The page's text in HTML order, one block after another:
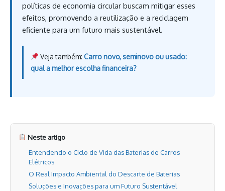
políticas de economia circular buscam mitigar esses
efeitos, promovendo a reutilização e a reciclagem
eficiente para um futuro mais sustentável.
Veja também: Carro novo, seminovo ou usado:
qual a melhor escolha financeira?
Neste artigo
Entendendo o Ciclo de Vida das Baterias de Carros
Elétricos
O Real Impacto Ambiental do Descarte de Baterias
Soluções e Inovações para um Futuro Sustentável